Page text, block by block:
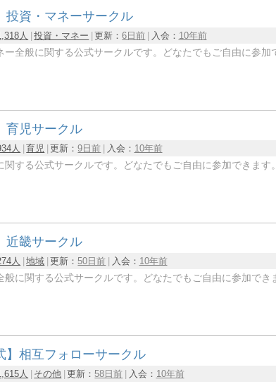
投資・マネーサークル
人 投資・マネー 更新：6日前 入会： 10年前
ー全般に関する公式サークルです。どなたでもご自由に参加
育児サークル
人 育児 更新：9日前 入会： 10年前
関する公式サークルです。どなたでもご自由に参加できます。
近畿サークル
人 地域 更新：50日前 入会： 10年前
般に関する公式サークルです。どなたでもご自由に参加でき
】相互フォローサークル
人 その他 更新：58日前 入会： 10年前